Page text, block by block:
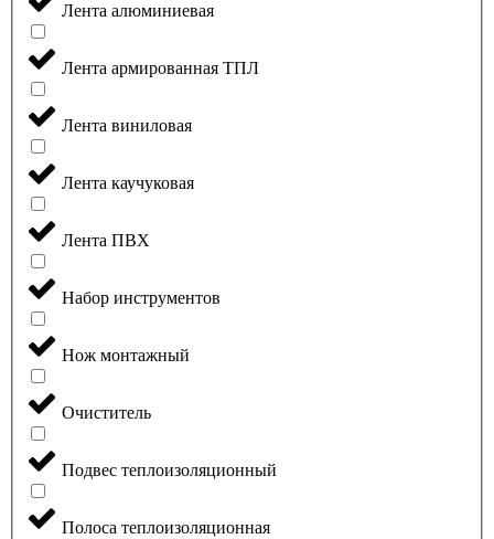
Лента алюминиевая
Лента армированная ТПЛ
Лента виниловая
Лента каучуковая
Лента ПВХ
Набор инструментов
Нож монтажный
Очиститель
Подвес теплоизоляционный
Полоса теплоизоляционная